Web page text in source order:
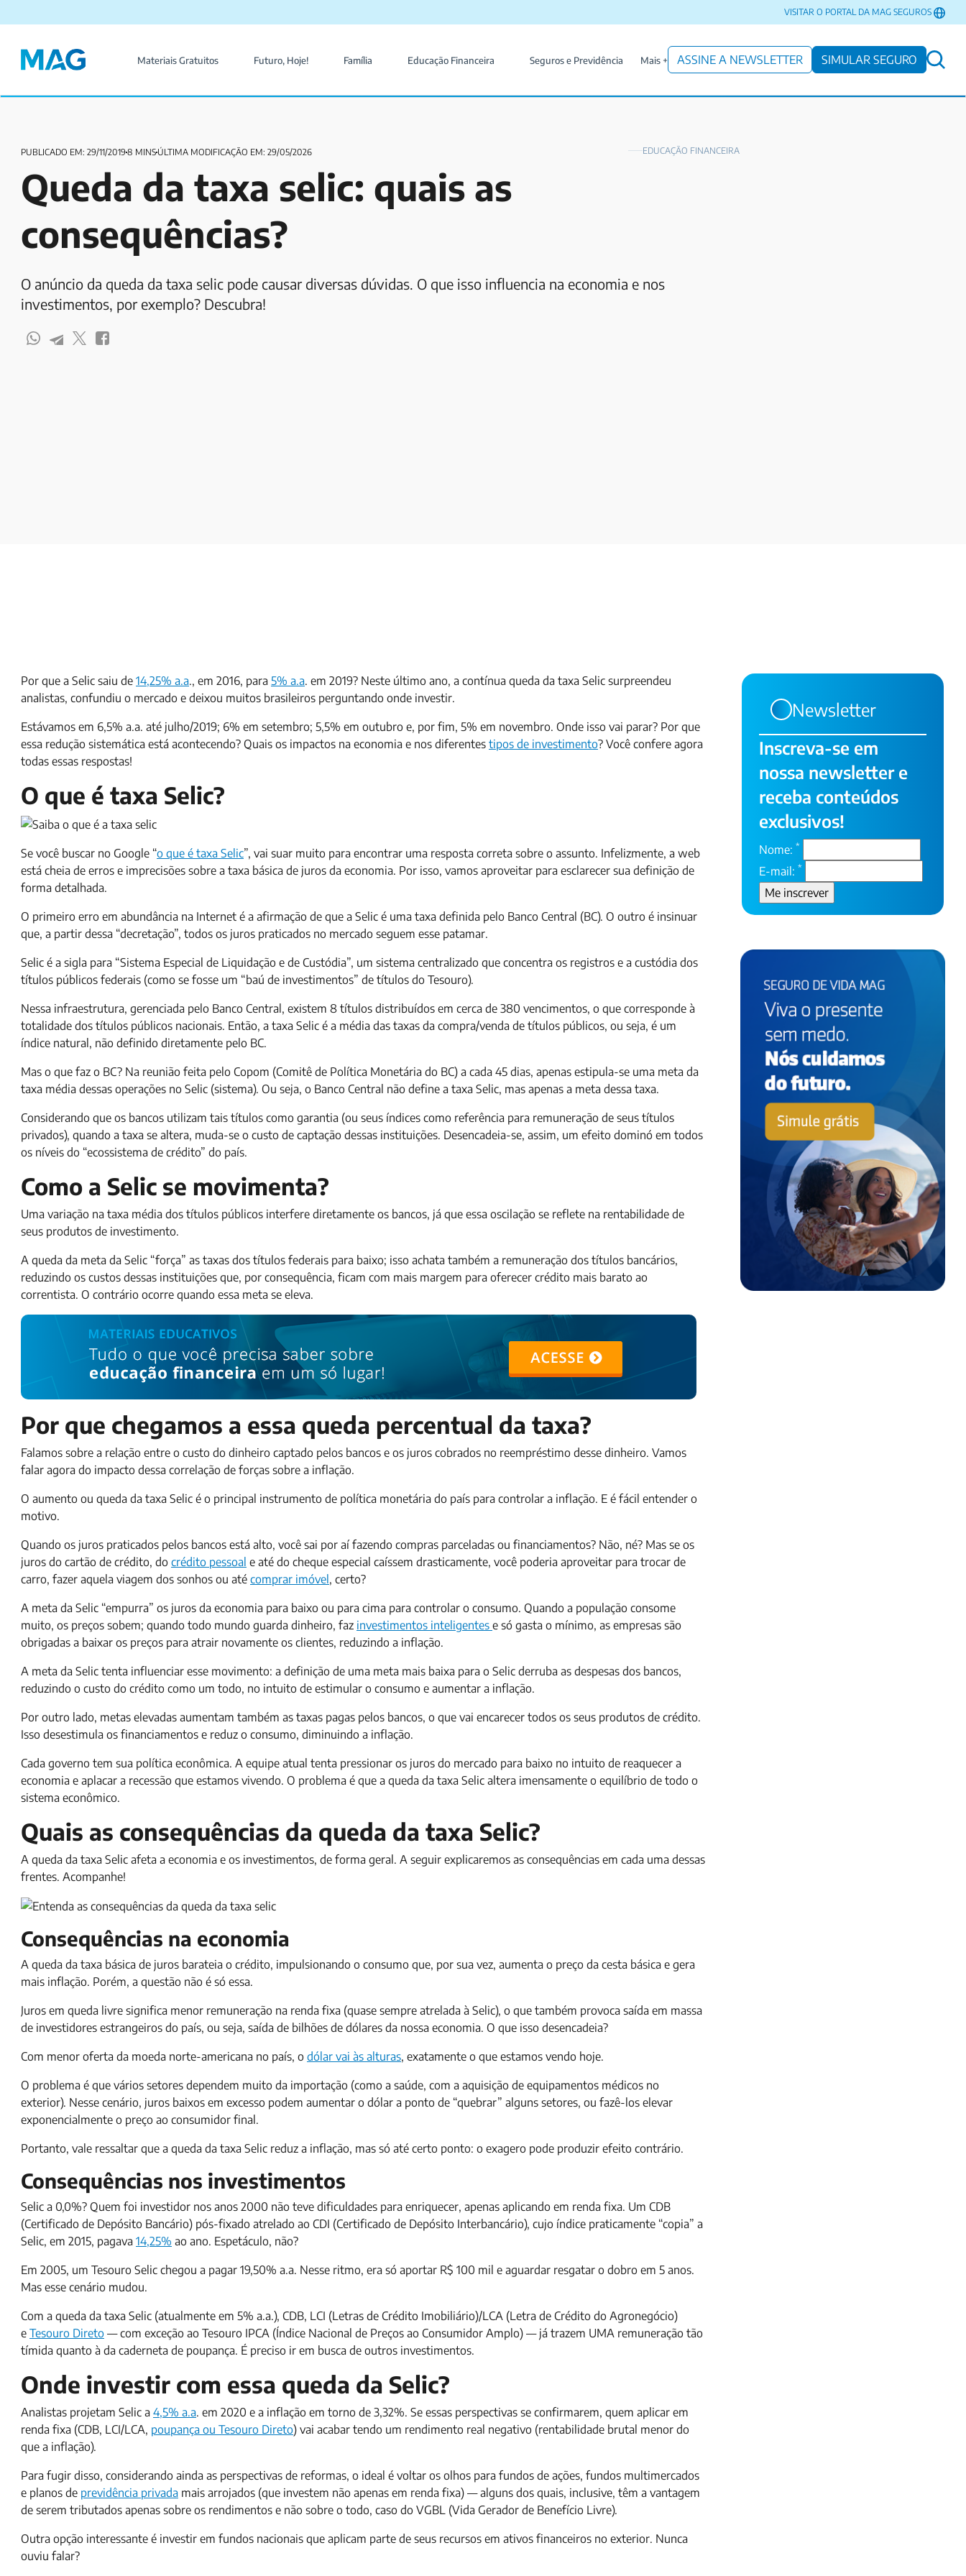
VISITAR O PORTAL DA MAG SEGUROS
Materiais Gratuitos Futuro, Hoje! Família Educação Financeira Seguros e Previdência Mais + ASSINE A NEWSLETTER SIMULAR SEGURO
PUBLICADO EM: 29/11/20198 MINS ÚLTIMA MODIFICAÇÃO EM: 29/05/2026 EDUCAÇÃO FINANCEIRA
Queda da taxa selic: quais as
consequências?
O anúncio da queda da taxa selic pode causar diversas dúvidas. O que isso influencia na economia e nos
investimentos, por exemplo? Descubra!
Por que a Selic saiu de 14,25% a.a., em 2016, para 5% a.a. em 2019? Neste último ano, a contínua queda da taxa Selic surpreendeu
analistas, confundiu o mercado e deixou muitos brasileiros perguntando onde investir.
Estávamos em 6,5% a.a. até julho/2019; 6% em setembro; 5,5% em outubro e, por fim, 5% em novembro. Onde isso vai parar? Por que
essa redução sistemática está acontecendo? Quais os impactos na economia e nos diferentes tipos de investimento? Você confere agora
todas essas respostas!
O que é taxa Selic?
Se você buscar no Google “o que é taxa Selic”, vai suar muito para encontrar uma resposta correta sobre o assunto. Infelizmente, a web
está cheia de erros e imprecisões sobre a taxa básica de juros da economia. Por isso, vamos aproveitar para esclarecer sua definição de
forma detalhada.
O primeiro erro em abundância na Internet é a afirmação de que a Selic é uma taxa definida pelo Banco Central (BC). O outro é insinuar
que, a partir dessa “decretação”, todos os juros praticados no mercado seguem esse patamar.
Selic é a sigla para “Sistema Especial de Liquidação e de Custódia”, um sistema centralizado que concentra os registros e a custódia dos
títulos públicos federais (como se fosse um “baú de investimentos” de títulos do Tesouro).
Nessa infraestrutura, gerenciada pelo Banco Central, existem 8 títulos distribuídos em cerca de 380 vencimentos, o que corresponde à
totalidade dos títulos públicos nacionais. Então, a taxa Selic é a média das taxas da compra/venda de títulos públicos, ou seja, é um
índice natural, não definido diretamente pelo BC.
Mas o que faz o BC? Na reunião feita pelo Copom (Comitê de Política Monetária do BC) a cada 45 dias, apenas estipula-se uma meta da
taxa média dessas operações no Selic (sistema). Ou seja, o Banco Central não define a taxa Selic, mas apenas a meta dessa taxa.
Considerando que os bancos utilizam tais títulos como garantia (ou seus índices como referência para remuneração de seus títulos
privados), quando a taxa se altera, muda-se o custo de captação dessas instituições. Desencadeia-se, assim, um efeito dominó em todos
os níveis do “ecossistema de crédito” do país.
Como a Selic se movimenta?
Uma variação na taxa média dos títulos públicos interfere diretamente os bancos, já que essa oscilação se reflete na rentabilidade de
seus produtos de investimento.
A queda da meta da Selic “força” as taxas dos títulos federais para baixo; isso achata também a remuneração dos títulos bancários,
reduzindo os custos dessas instituições que, por consequência, ficam com mais margem para oferecer crédito mais barato ao
correntista. O contrário ocorre quando essa meta se eleva.
Por que chegamos a essa queda percentual da taxa?
Falamos sobre a relação entre o custo do dinheiro captado pelos bancos e os juros cobrados no reempréstimo desse dinheiro. Vamos
falar agora do impacto dessa correlação de forças sobre a inflação.
O aumento ou queda da taxa Selic é o principal instrumento de política monetária do país para controlar a inflação. E é fácil entender o
motivo.
Quando os juros praticados pelos bancos está alto, você sai por aí fazendo compras parceladas ou financiamentos? Não, né? Mas se os
juros do cartão de crédito, do crédito pessoal e até do cheque especial caíssem drasticamente, você poderia aproveitar para trocar de
carro, fazer aquela viagem dos sonhos ou até comprar imóvel, certo?
A meta da Selic “empurra” os juros da economia para baixo ou para cima para controlar o consumo. Quando a população consome
muito, os preços sobem; quando todo mundo guarda dinheiro, faz investimentos inteligentes e só gasta o mínimo, as empresas são
obrigadas a baixar os preços para atrair novamente os clientes, reduzindo a inflação.
A meta da Selic tenta influenciar esse movimento: a definição de uma meta mais baixa para o Selic derruba as despesas dos bancos,
reduzindo o custo do crédito como um todo, no intuito de estimular o consumo e aumentar a inflação.
Por outro lado, metas elevadas aumentam também as taxas pagas pelos bancos, o que vai encarecer todos os seus produtos de crédito.
Isso desestimula os financiamentos e reduz o consumo, diminuindo a inflação.
Cada governo tem sua política econômica. A equipe atual tenta pressionar os juros do mercado para baixo no intuito de reaquecer a
economia e aplacar a recessão que estamos vivendo. O problema é que a queda da taxa Selic altera imensamente o equilíbrio de todo o
sistema econômico.
Quais as consequências da queda da taxa Selic?
A queda da taxa Selic afeta a economia e os investimentos, de forma geral. A seguir explicaremos as consequências em cada uma dessas
frentes. Acompanhe!
Consequências na economia
A queda da taxa básica de juros barateia o crédito, impulsionando o consumo que, por sua vez, aumenta o preço da cesta básica e gera
mais inflação. Porém, a questão não é só essa.
Juros em queda livre significa menor remuneração na renda fixa (quase sempre atrelada à Selic), o que também provoca saída em massa
de investidores estrangeiros do país, ou seja, saída de bilhões de dólares da nossa economia. O que isso desencadeia?
Com menor oferta da moeda norte-americana no país, o dólar vai às alturas, exatamente o que estamos vendo hoje.
O problema é que vários setores dependem muito da importação (como a saúde, com a aquisição de equipamentos médicos no
exterior). Nesse cenário, juros baixos em excesso podem aumentar o dólar a ponto de “quebrar” alguns setores, ou fazê-los elevar
exponencialmente o preço ao consumidor final.
Portanto, vale ressaltar que a queda da taxa Selic reduz a inflação, mas só até certo ponto: o exagero pode produzir efeito contrário.
Consequências nos investimentos
Selic a 0,0%? Quem foi investidor nos anos 2000 não teve dificuldades para enriquecer, apenas aplicando em renda fixa. Um CDB
(Certificado de Depósito Bancário) pós-fixado atrelado ao CDI (Certificado de Depósito Interbancário), cujo índice praticamente “copia” a
Selic, em 2015, pagava 14,25% ao ano. Espetáculo, não?
Em 2005, um Tesouro Selic chegou a pagar 19,50% a.a. Nesse ritmo, era só aportar R$ 100 mil e aguardar resgatar o dobro em 5 anos.
Mas esse cenário mudou.
Com a queda da taxa Selic (atualmente em 5% a.a.), CDB, LCI (Letras de Crédito Imobiliário)/LCA (Letra de Crédito do Agronegócio)
e Tesouro Direto — com exceção ao Tesouro IPCA (Índice Nacional de Preços ao Consumidor Amplo) — já trazem UMA remuneração tão
tímida quanto à da caderneta de poupança. É preciso ir em busca de outros investimentos.
Onde investir com essa queda da Selic?
Analistas projetam Selic a 4,5% a.a. em 2020 e a inflação em torno de 3,32%. Se essas perspectivas se confirmarem, quem aplicar em
renda fixa (CDB, LCI/LCA, poupança ou Tesouro Direto) vai acabar tendo um rendimento real negativo (rentabilidade brutal menor do
que a inflação).
Para fugir disso, considerando ainda as perspectivas de reformas, o ideal é voltar os olhos para fundos de ações, fundos multimercados
e planos de previdência privada mais arrojados (que investem não apenas em renda fixa) — alguns dos quais, inclusive, têm a vantagem
de serem tributados apenas sobre os rendimentos e não sobre o todo, caso do VGBL (Vida Gerador de Benefício Livre).
Outra opção interessante é investir em fundos nacionais que aplicam parte de seus recursos em ativos financeiros no exterior. Nunca
ouviu falar?
Newsletter
Inscreva-se em
nossa newsletter e
receba conteúdos
exclusivos!
Nome: *
E-mail: *